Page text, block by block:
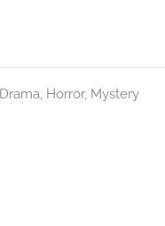
Drama, Horror, Mystery